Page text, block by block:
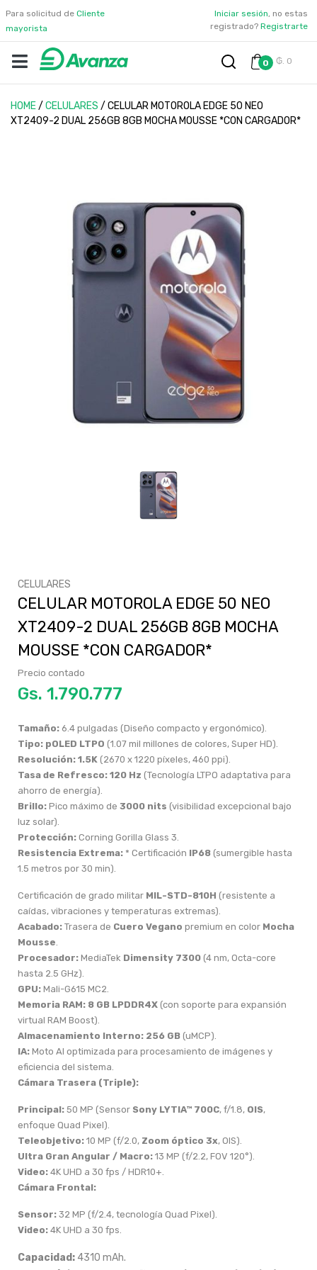
Para solicitud de Cliente
mayorista
Iniciar sesión, no estas
registrado? Registrarte
0 ₲. 0
HOME/ CELULARES / CELULAR MOTOROLA EDGE 50 NEO
XT2409-2 DUAL 256GB 8GB MOCHA MOUSSE *CON CARGADOR*
CELULARES
CELULAR MOTOROLA EDGE 50 NEO
XT2409-2 DUAL 256GB 8GB MOCHA
MOUSSE *CON CARGADOR*
Precio contado
Gs.
Tamaño: 6.4 pulgadas (Diseño compacto y ergonómico).
Tipo: pOLED LTPO (1.07 mil millones de colores, Super HD).
Resolución: 1.5K (2670 x 1220 píxeles, 460 ppi).
Tasa de Refresco: 120 Hz (Tecnología LTPO adaptativa para
ahorro de energía).
Brillo: Pico máximo de 3000 nits (visibilidad excepcional bajo
luz solar).
Protección: Corning Gorilla Glass 3.
Resistencia Extrema: * Certificación IP68 (sumergible hasta
1.5 metros por 30 min).
Certificación de grado militar MIL-STD-810H (resistente a
caídas, vibraciones y temperaturas extremas).
Acabado: Trasera de Cuero Vegano premium en color Mocha
Mousse
Procesador: MediaTek Dimensity 7300 (4 nm, Octa-core
hasta 2.5 GHz).
GPU: Mali-G615 MC2.
Memoria RAM: 8 GB LPDDR4X (con soporte para expansión
virtual RAM Boost).
Almacenamiento Interno: 256 GB (uMCP).
IA: Moto AI optimizada para procesamiento de imágenes y
eficiencia del sistema.
Cámara Trasera (Triple):
Principal: 50 MP (Sensor Sony LYTIA™ 700C, f/1.8, OIS,
enfoque Quad Pixel).
Teleobjetivo: 10 MP (f/2.0, Zoom óptico 3x, OIS).
Ultra Gran Angular / Macro: 13 MP (f/2.2, FOV 120°).
Video: 4K UHD a 30 fps / HDR10+.
Cámara Frontal:
Sensor: 32 MP (f/2.4, tecnología Quad Pixel).
Video: 4K UHD a 30 fps.
Capacidad: 4310 mAh.